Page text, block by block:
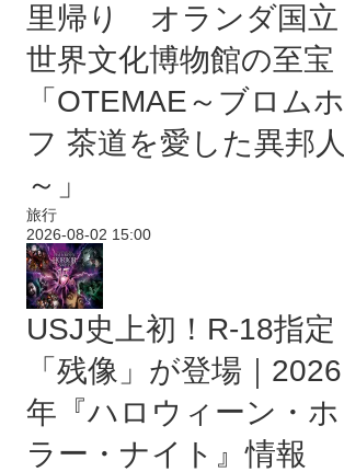
里帰り オランダ国立
世界文化博物館の至宝
「OTEMAE～ブロムホ
フ 茶道を愛した異邦人
～」
旅行
2026-08-02 15:00
USJ史上初！R-18指定
「残像」が登場｜2026
年『ハロウィーン・ホ
ラー・ナイト』情報